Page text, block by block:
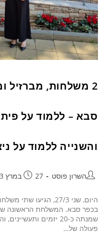
2 משלחות, מברזיל
סבא – ללמוד על
והשנייה ללמוד על
השרון פוסט 27 במרץ 2023
היום, שני 27/3, הגיעו
בכפר סבא. המשלחת הראשונה
שמנתה כ-20 יזמים
פעולה של…